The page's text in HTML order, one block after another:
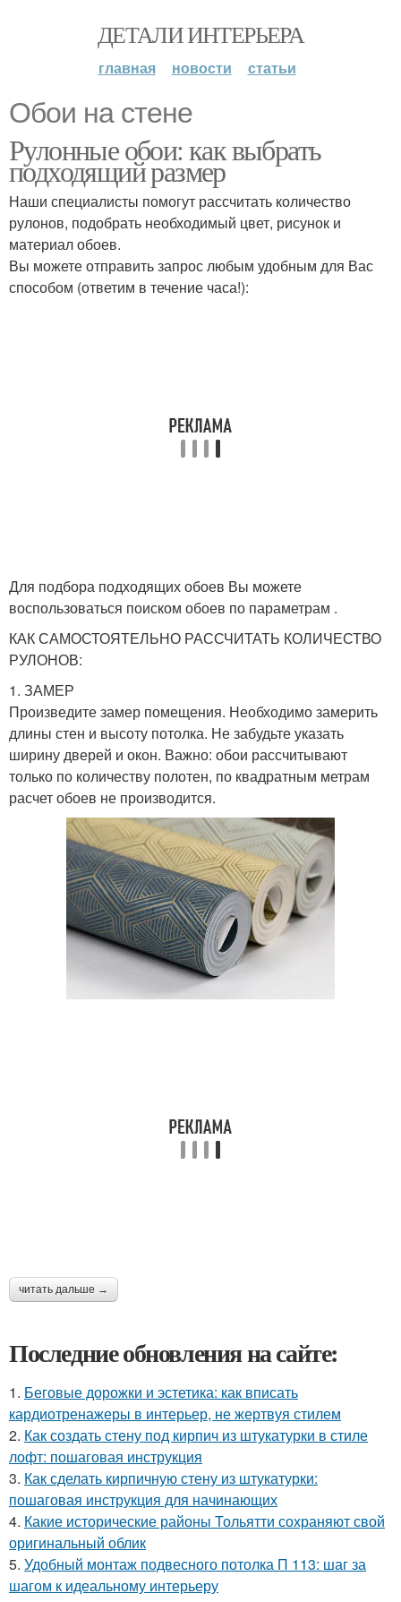
ДЕТАЛИ ИНТЕРЬЕРА
главная новости статьи
Обои на стене
Рулонные обои: как выбрать
подходящий размер
Наши специалисты помогут рассчитать количество
рулонов, подобрать необходимый цвет, рисунок и
материал обоев.
Вы можете отправить запрос любым удобным для Вас
способом (ответим в течение часа!):
Для подбора подходящих обоев Вы можете
воспользоваться поиском обоев по параметрам .
КАК САМОСТОЯТЕЛЬНО РАССЧИТАТЬ КОЛИЧЕСТВО
РУЛОНОВ:
1. ЗАМЕР
Произведите замер помещения. Необходимо замерить
длины стен и высоту потолка. Не забудьте указать
ширину дверей и окон. Важно: обои рассчитывают
только по количеству полотен, по квадратным метрам
расчет обоев не производится.
читать дальше →
Последние обновления на сайте:
1. Беговые дорожки и эстетика: как вписать
кардиотренажеры в интерьер, не жертвуя стилем
2. Как создать стену под кирпич из штукатурки в стиле
лофт: пошаговая инструкция
3. Как сделать кирпичную стену из штукатурки:
пошаговая инструкция для начинающих
4. Какие исторические районы Тольятти сохраняют свой
оригинальный облик
5. Удобный монтаж подвесного потолка П 113: шаг за
шагом к идеальному интерьеру